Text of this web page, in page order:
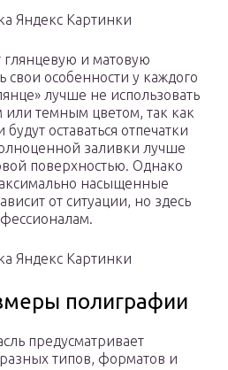
Яндекс Картинки
и матовую
свои особенности у каждого
лучше не использовать
или темным цветом, так как
оставаться отпечатки
заливки лучше
поверхностью. Однако
насыщенные
от ситуации, но здесь
Яндекс Картинки
полиграфии
предусматривает
типов, форматов и